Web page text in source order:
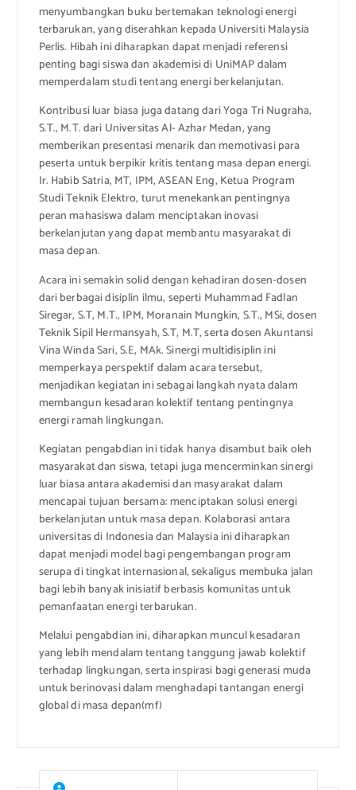
menyumbangkan buku bertemakan teknologi energi
terbarukan, yang diserahkan kepada Universiti Malaysia
Perlis. Hibah ini diharapkan dapat menjadi referensi
penting bagi siswa dan akademisi di UniMAP dalam
memperdalam studi tentang energi berkelanjutan.
Kontribusi luar biasa juga datang dari Yoga Tri Nugraha,
S.T., M.T. dari Universitas Al- Azhar Medan, yang
memberikan presentasi menarik dan memotivasi para
peserta untuk berpikir kritis tentang masa depan energi.
Ir. Habib Satria, MT, IPM, ASEAN Eng, Ketua Program
Studi Teknik Elektro, turut menekankan pentingnya
peran mahasiswa dalam menciptakan inovasi
berkelanjutan yang dapat membantu masyarakat di
masa depan.
Acara ini semakin solid dengan kehadiran dosen-dosen
dari berbagai disiplin ilmu, seperti Muhammad Fadlan
Siregar, S.T, M.T., IPM, Moranain Mungkin, S.T., MSi, dosen
Teknik Sipil Hermansyah, S.T, M.T, serta dosen Akuntansi
Vina Winda Sari, S.E, MAk. Sinergi multidisiplin ini
memperkaya perspektif dalam acara tersebut,
menjadikan kegiatan ini sebagai langkah nyata dalam
membangun kesadaran kolektif tentang pentingnya
energi ramah lingkungan.
Kegiatan pengabdian ini tidak hanya disambut baik oleh
masyarakat dan siswa, tetapi juga mencerminkan sinergi
luar biasa antara akademisi dan masyarakat dalam
mencapai tujuan bersama: menciptakan solusi energi
berkelanjutan untuk masa depan. Kolaborasi antara
universitas di Indonesia dan Malaysia ini diharapkan
dapat menjadi model bagi pengembangan program
serupa di tingkat internasional, sekaligus membuka jalan
bagi lebih banyak inisiatif berbasis komunitas untuk
pemanfaatan energi terbarukan.
Melalui pengabdian ini, diharapkan muncul kesadaran
yang lebih mendalam tentang tanggung jawab kolektif
terhadap lingkungan, serta inspirasi bagi generasi muda
untuk berinovasi dalam menghadapi tantangan energi
global di masa depan(mf)